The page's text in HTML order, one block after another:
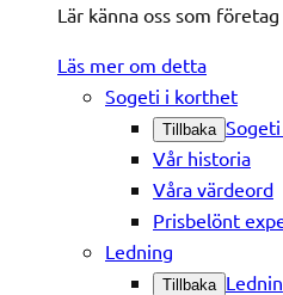
Lär känna oss som
Läs mer om detta
Sogeti i korthet
Tillbaka
Vår historia
Våra värdeord
Prisbelönt
Ledning
Tillbaka